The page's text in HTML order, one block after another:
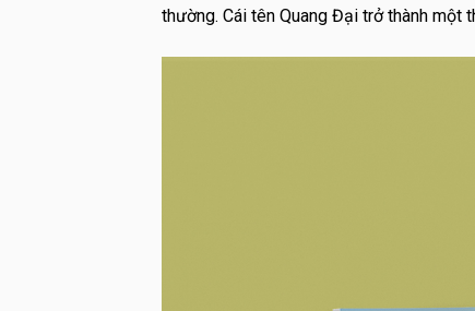
thường. Cái tên Quang Đại trở thành một